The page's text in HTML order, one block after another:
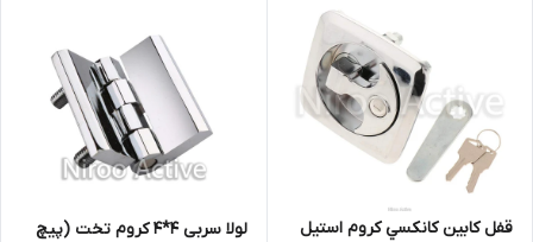
قفل کابين کانکسي کروم استيل
لولا سربی ۴*۴ کروم تخت (پیچ